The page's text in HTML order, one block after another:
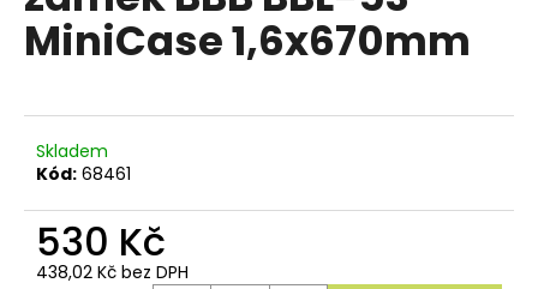
0,0
MiniCase 1,6x670mm
Skladem
Kód: 68461
530 Kč
438,02 Kč bez DPH
n
a
t
?